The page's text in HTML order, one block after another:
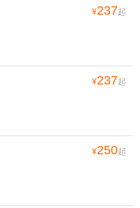
¥237起
¥237起
¥250起